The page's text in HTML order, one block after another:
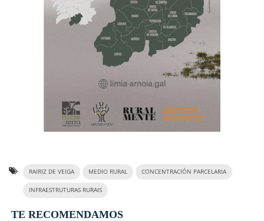
RAIRIZ DE VEIGA MEDIO RURAL CONCENTRACIÓN PARCELARIA
INFRAESTRUTURAS RURAIS
TE RECOMENDAMOS